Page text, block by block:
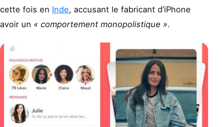
cette fois en Inde, accusant le fabricant d’iPhone
avoir un « comportement monopolistique ».